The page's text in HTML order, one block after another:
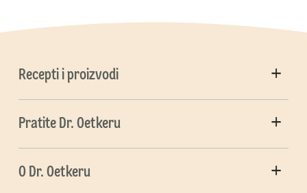
Recepti i proizvodi
Pratite Dr. Oetkeru
O Dr. Oetkeru